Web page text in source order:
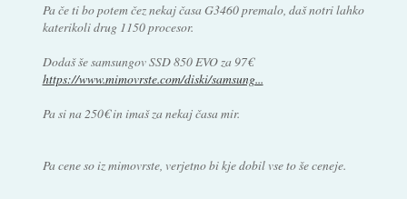
Pa če ti bo potem čez nekaj časa G3460 premalo, daš notri lahko
katerikoli drug 1150 procesor.
Dodaš še samsungov SSD 850 EVO za 97€
https://www.mimovrste.com/diski/samsung...
Pa si na 250€ in imaš za nekaj časa mir.
Pa cene so iz mimovrste, verjetno bi kje dobil vse to še ceneje.